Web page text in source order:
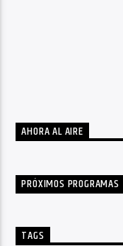
AHORA AL AIRE
PRÓXIMOS PROGRAMAS
TAGS